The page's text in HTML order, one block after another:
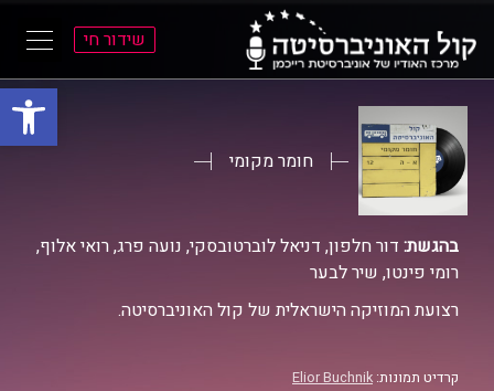
פתח
הראשי
הראשי
שידור חי
חומר מקומי
בהגשת: דור חלפון, דניאל לוברטובסקי, נועה פרג, רואי אלוף,
רומי פינטו, שיר לבער
רצועת המוזיקה הישראלית של קול האוניברסיטה.
קרדיט תמונות: Elior Buchnik